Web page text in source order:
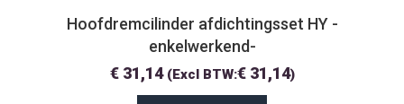
Hoofdremcilinder afdichtingsset HY -
enkelwerkend-
€31,14 (Excl BTW:€31,14)